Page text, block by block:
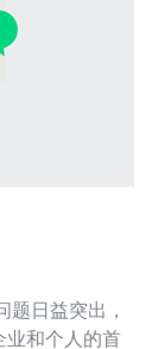
业和个人的首